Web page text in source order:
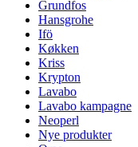
Grundfos
Hansgrohe
Ifö
Køkken
Kriss
Krypton
Lavabo
Lavabo kampagne
Neoperl
Nye produkter